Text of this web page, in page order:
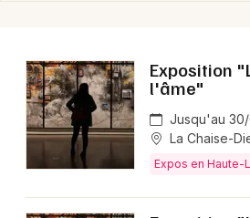
Expos en Auvergne
Expos en Auvergne-Rhône-
Exposition
l'âme"
Jusqu'au
La Chaise-
Expos en Haute-